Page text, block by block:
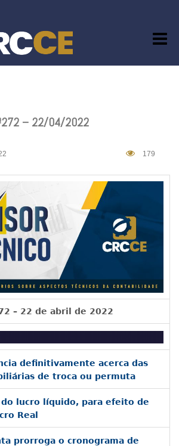
– 22/04/2022
179
– 22 de abril de 2022
definitivamente acerca das
de troca ou permuta
do lucro líquido, para efeito de
Real
prorroga o cronograma de